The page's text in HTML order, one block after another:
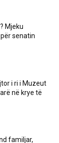
Mjeku
senatin
i ri i Muzeut
në krye të
familjar,